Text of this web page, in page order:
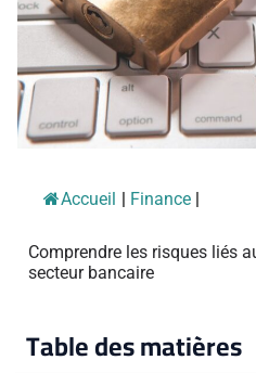
Accueil | Finance |
Comprendre les risques liés
secteur bancaire
Table des matières